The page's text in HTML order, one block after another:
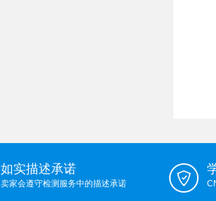
如实描述承诺
卖家会遵守检测服务中的描述承诺